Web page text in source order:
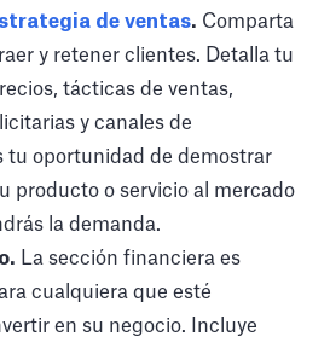
de ventas. Comparta
y retener clientes. Detalla tu
tácticas de ventas,
y canales de
tu oportunidad de demostrar
producto o servicio al mercado
la demanda.
La sección financiera es
cualquiera que esté
en su negocio. Incluye